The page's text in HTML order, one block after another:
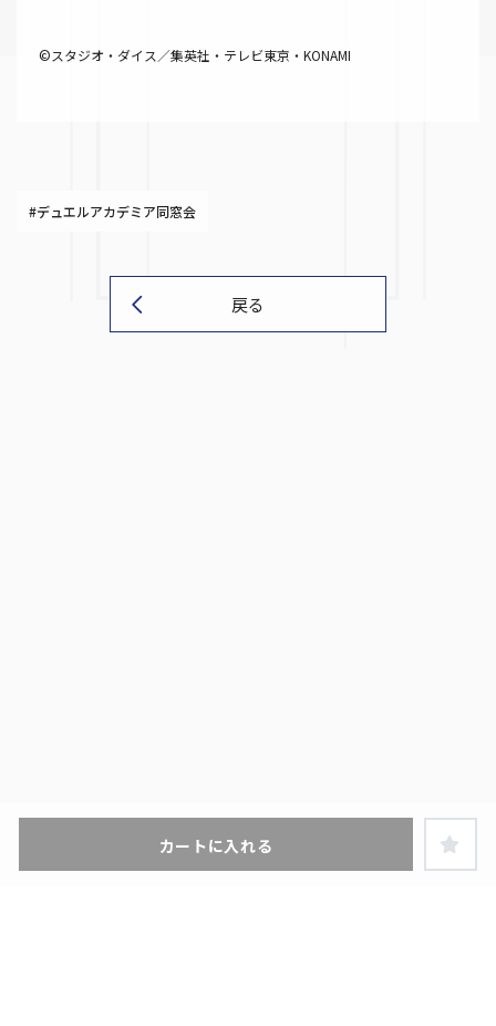
カートに入れる
©スタジオ・ダイス／集英社・テレビ東京・KONAMI
#デュエルアカデミア同窓会
戻る